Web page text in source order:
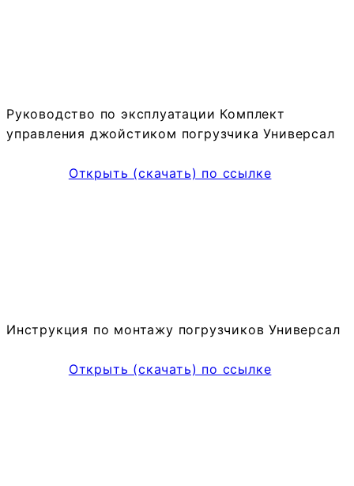
Руководство по эксплуатации Комплект
управления джойстиком погрузчика Универсал
Открыть (скачать) по ссылке
Инструкция по монтажу погрузчиков Универсал
Открыть (скачать) по ссылке